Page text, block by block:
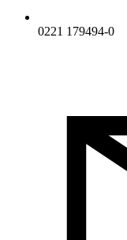
0221 179494-0